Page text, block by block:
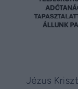
Jézus